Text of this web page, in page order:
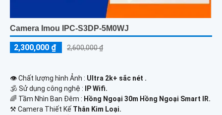
Camera Imou IPC-S3DP-5M0WJ
2,300,000 ₫ 2,600,000 ₫
👁 Chất lượng hình Ảnh : Ultra 2k+ sắc nét .
🕉️ Sử dụng công nghệ :
IP Wifi.
🌈 Tầm Nhìn Ban Đêm : Hồng Ngoại 30m Hồng Ngoại Smart IR.
⚒ Camera Thiết Kế Thân Kim Loại.